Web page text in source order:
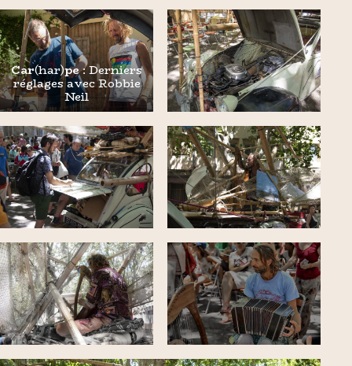
Car(har)pe: Derniers
réglages avec Robbie
Neil